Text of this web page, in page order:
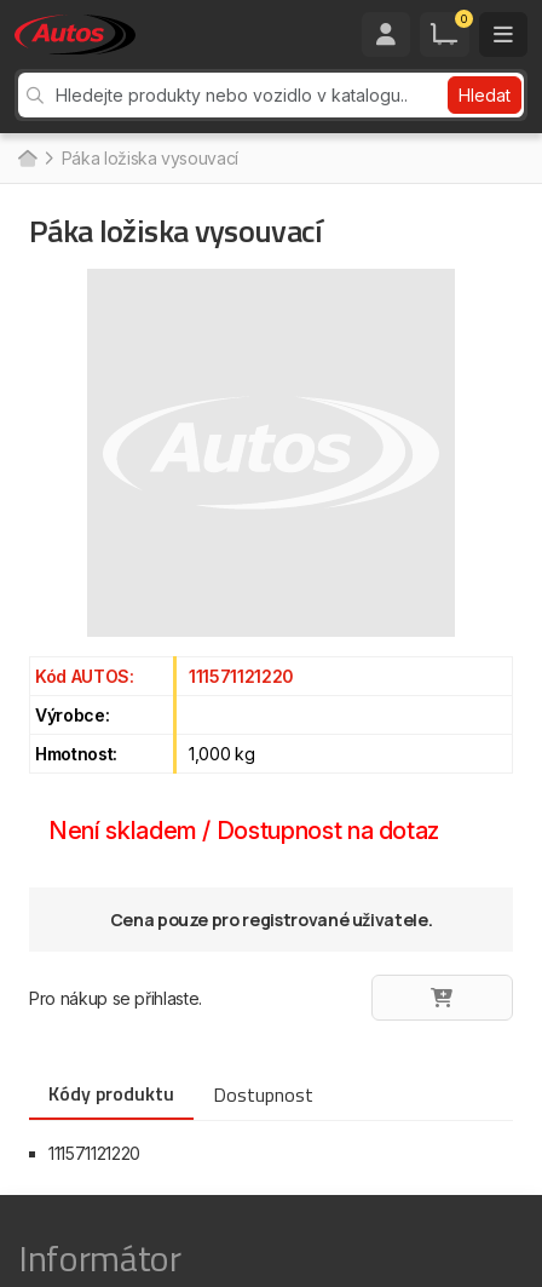
0
Hledat
Páka ložiska vysouvací
Páka ložiska vysouvací
Kód AUTOS:
111571121220
Výrobce:
Hmotnost:
1,000 kg
Není skladem / Dostupnost na dotaz
Cena pouze pro registrované uživatele.
Pro nákup se přihlaste.
Kódy produktu Dostupnost
111571121220
Informátor